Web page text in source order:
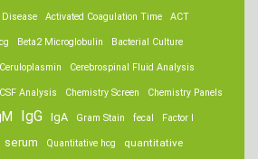
ACT
Activated Coagulation Time
Bacterial Culture
Beta2 Microglobulin
Cerebrospinal Fluid Analysis
Ceruloplasmin
Chemistry Panels
Chemistry Screen
CSF Analysis
Factor I
fecal
Gram Stain
IgA
IgG
quantitative
Quantitative hcg
serum